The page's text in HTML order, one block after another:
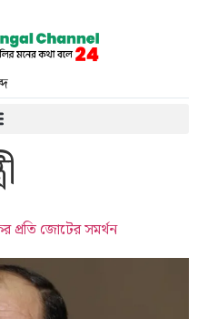
প্রতি জোটের সমর্থন